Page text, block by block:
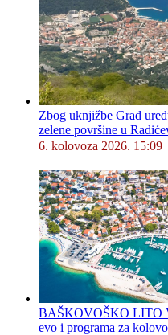
Zbog uknjižbe Grad
zelene površine u
6. kolovoza 2026. 15:09
BAŠKOVOŠKO LITO
evo i programa za